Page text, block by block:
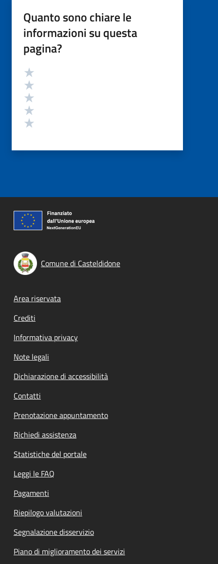
Quanto sono chiare le
informazioni su questa
pagina?
Valutazione
Comune di Casteldidone
Footer menu
Area riservata
Crediti
Informativa privacy
Note legali
Dichiarazione di accessibilità
Contatti
Prenotazione appuntamento
Richiedi assistenza
Statistiche del portale
Leggi le FAQ
Pagamenti
Riepilogo valutazioni
Segnalazione disservizio
Piano di miglioramento dei servizi